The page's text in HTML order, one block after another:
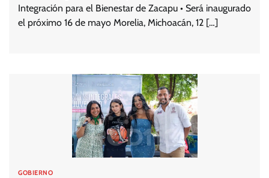
Integración para el Bienestar de Zacapu • Será inaugurado
el próximo 16 de mayo Morelia, Michoacán, 12 […]
GOBIERNO